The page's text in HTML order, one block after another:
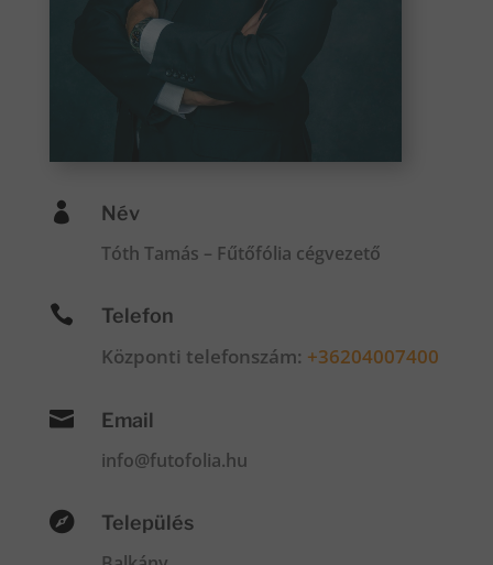
 Név
Tóth Tamás – Fűtőfólia cégvezető
 Telefon
Központi telefonszám: +36204007400
 Email
info@futofolia.hu
 Település